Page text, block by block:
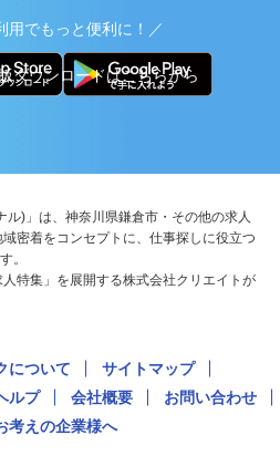
用でもっと便利に！／
ダウンロードはこちらから
ル)」は、神奈川県鎌倉市・その他の求人
密着をコンセプトに、仕事探しに役立つ
。
特集」を展開する株式会社クリエイトが
について
サイトマップ
ルプ 会社概要
お問い合わせ
考えの企業様へ